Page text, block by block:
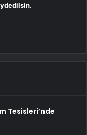
Tesisleri’nde